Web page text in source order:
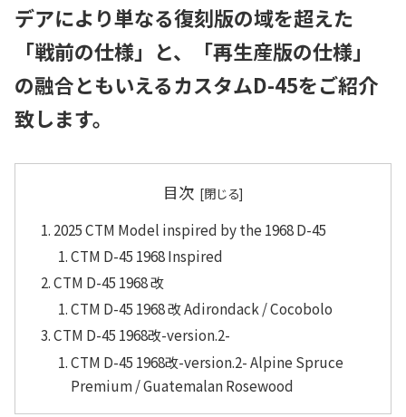
デアにより単なる復刻版の域を超えた
「戦前の仕様」と、「再生産版の仕様」
の融合ともいえるカスタムD-45をご紹介
致します。
目次
2025 CTM Model inspired by the 1968 D-45
CTM D-45 1968 Inspired
CTM D-45 1968 改
CTM D-45 1968 改 Adirondack / Cocobolo
CTM D-45 1968改-version.2-
CTM D-45 1968改-version.2- Alpine Spruce
Premium / Guatemalan Rosewood